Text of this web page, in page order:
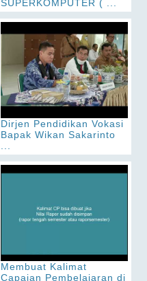
SUPERKOMPUTER ( ...
Dirjen Pendidikan Vokasi
Bapak Wikan Sakarinto
Membuat Kalimat
Capaian Pembelajaran di